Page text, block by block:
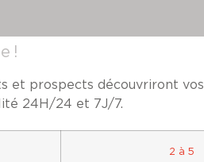
!
et prospects découvriront vos
24H/24 et 7J/7.
2 à 5